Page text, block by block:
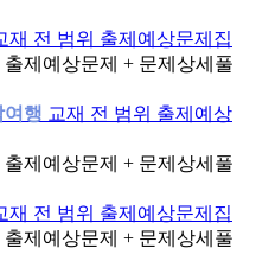
재 전 범위 출제예상문제집
출제예상문제 + 문제상세풀
여행 교재 전 범위 출제예상
출제예상문제 + 문제상세풀
재 전 범위 출제예상문제집
출제예상문제 + 문제상세풀